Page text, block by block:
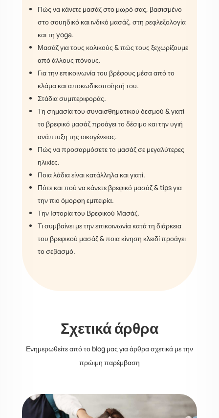
Πώς να κάνετε μασάζ στο μωρό σας, βασισμένο
στο σουηδικό και ινδικό μασάζ, στη ρεφλεξολογία
και τη yoga.
Μασάζ για τους κολικούς & πώς τους ξεχωρίζουμε
από άλλους πόνους.
Για την επικοινωνία του βρέφους μέσα από το
κλάμα και αποκωδικοποίησή του.
Στάδια συμπεριφοράς.
Τη σημασία του συναισθηματικού δεσμού & γιατί
το βρεφικό μασάζ προάγει το δέσιμο και την υγιή
ανάπτυξη της οικογένειας.
Πώς να προσαρμόσετε το μασάζ σε μεγαλύτερες
ηλικίες.
Ποια λάδια είναι κατάλληλα και γιατί.
Πότε και πού να κάνετε βρεφικό μασάζ & tips για
την πιο όμορφη εμπειρία.
Την Ιστορία του Βρεφικού Μασάζ.
Τι συμβαίνει με την επικοινωνία κατά τη διάρκεια
του βρεφικού μασάζ & ποια κίνηση κλειδί προάγει
το σεβασμό.
Σχετικά άρθρα
Ενημερωθείτε από το blog μας για άρθρα σχετικά με την
πρώιμη παρέμβαση